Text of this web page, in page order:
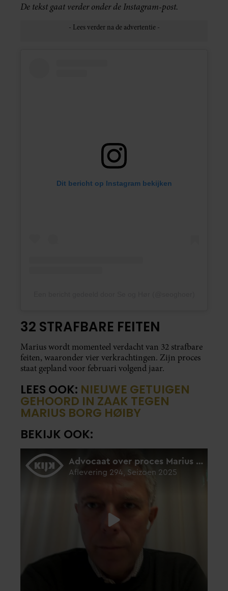
De tekst gaat verder onder de Instagram-post.
Dit bericht op Instagram bekijken
32 STRAFBARE FEITEN
Marius wordt momenteel verdacht van 32 strafbare
feiten, waaronder vier verkrachtingen. Zijn proces
staat gepland voor februari volgend jaar.
LEES OOK: NIEUWE GETUIGEN
GEHOORD IN ZAAK TEGEN
MARIUS BORG HØIBY
BEKIJK OOK: